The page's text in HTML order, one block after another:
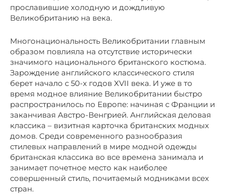
прославившие холодную и дождливую
Великобританию на века.
Многонациональность Великобритании главным
образом повлияла на отсутствие исторически
значимого национального британского костюма.
Зарождение английского классического стиля
берет начало с 50-х годов XVII века. И уже в то
время модное влияние Великобритании быстро
распространилось по Европе: начиная с Франции и
заканчивая Австро-Венгрией. Английская деловая
классика – визитная карточка британских модных
домов. Среди современного разнообразия
стилевых направлений в мире модной одежды
британская классика во все времена занимала и
занимает почетное место как наиболее
совершенный стиль, почитаемый модниками всех
стран.